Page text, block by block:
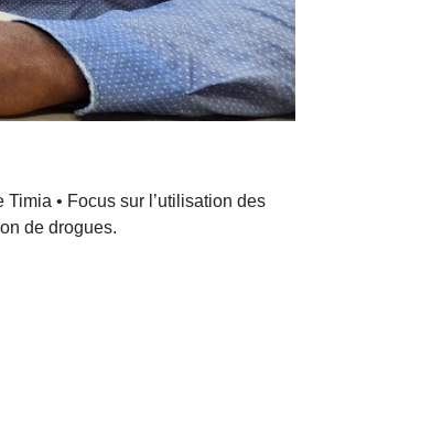
• Focus sur l’utilisation des
de drogues.